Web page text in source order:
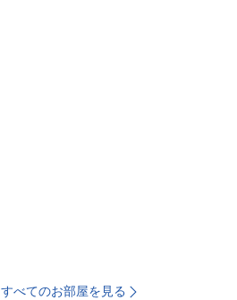
すべてのお部屋を見る